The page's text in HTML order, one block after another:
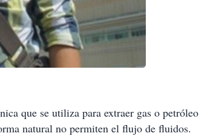
que se utiliza para extraer gas o petróleo
natural no permiten el flujo de fluidos.